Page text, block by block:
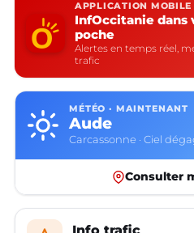
APPLICATION MOBILE
InfOccitanie dans
poche
Alertes en temps réel,
trafic
MÉTÉO · MAINTENANT
Aude
Carcassonne · Ciel
Consulter